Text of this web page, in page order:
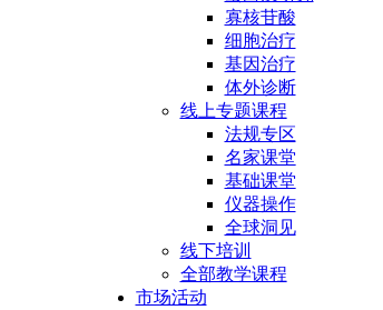
寡核苷酸
细胞治疗
基因治疗
体外诊断
线上专题课程
法规专区
名家课堂
基础课堂
仪器操作
全球洞见
线下培训
全部教学课程
市场活动